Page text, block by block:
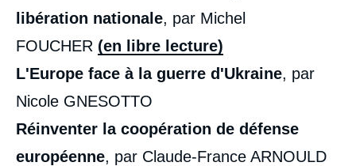
libération nationale, par Michel
FOUCHER (en libre lecture)
L'Europe face à la guerre d'Ukraine, par
Nicole GNESOTTO
Réinventer la coopération de défense
européenne, par Claude-France ARNOULD